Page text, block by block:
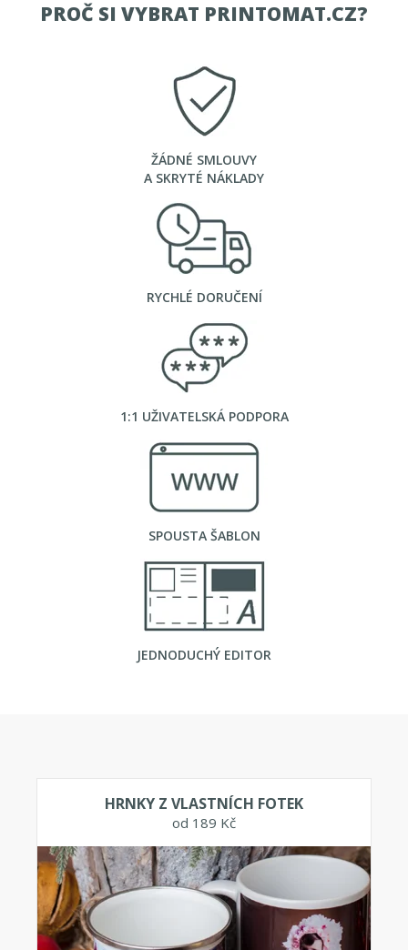
PROČ SI VYBRAT PRINTOMAT.CZ?
ŽÁDNÉ SMLOUVY
A SKRYTÉ NÁKLADY
RYCHLÉ DORUČENÍ
1:1 UŽIVATELSKÁ PODPORA
SPOUSTA ŠABLON
JEDNODUCHÝ EDITOR
HRNKY Z VLASTNÍCH FOTEK
od 189 Kč